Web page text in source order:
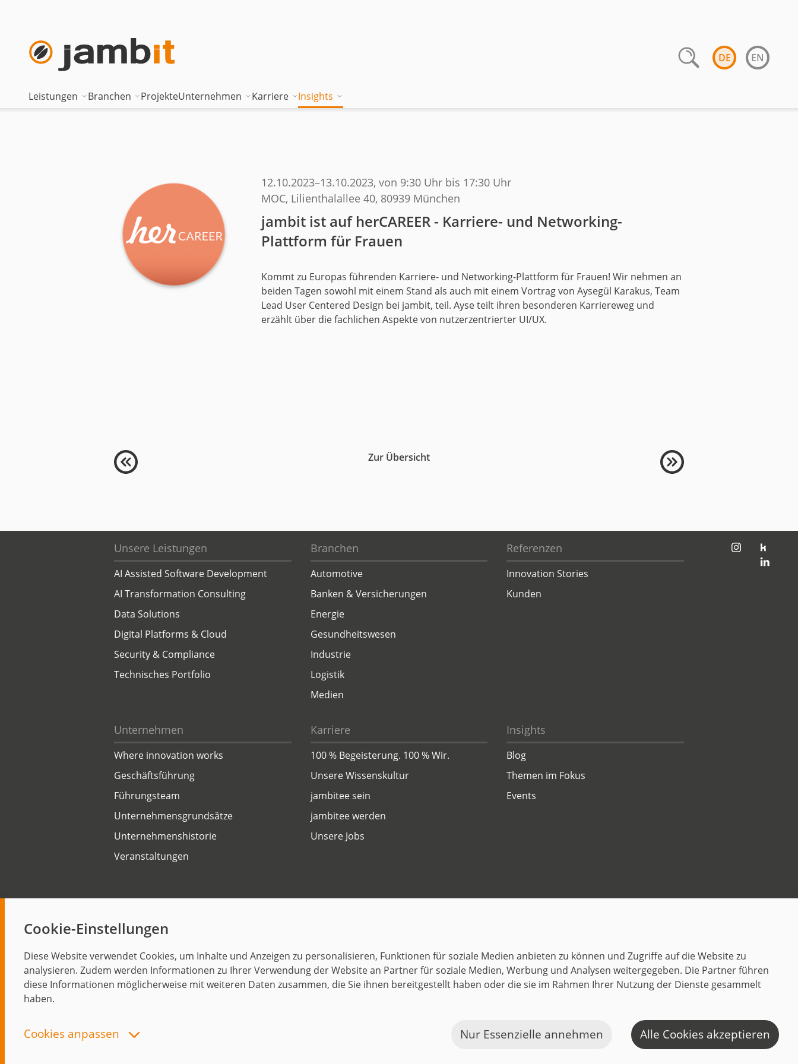
DE EN
Leistungen
AI Transformation Consulting
AI Assisted Development
Security & Compliance
Technisches Portfolio
Branchen
Automotive
Gesundheitswesen
Industrie
Logistik
ProjekteUnternehmen
Where innovation works
Standorte
Nearshoring Armenien
Unternehmensgrundsätze
Code of Conduct
Unternehmenshistorie
Karriere
Unsere Wissenskultur
Jobs bei jambit
Insights
Blog
12.10.2023–13.10.2023, von 9:30 Uhr bis 17:30 Uhr
MOC, Lilienthalallee 40, 80939 München
jambit ist auf herCAREER - Karriere- und Networking-
Plattform für Frauen
Kommt zu Europas führenden Karriere- und Networking-Plattform für Frauen! Wir nehmen an
beiden Tagen sowohl mit einem Stand als auch mit einem Vortrag von Aysegül Karakus, Team
Lead User Centered Design bei jambit, teil. Ayse teilt ihren besonderen Karriereweg und
erzählt über die fachlichen Aspekte von nutzerzentrierter UI/UX.
Zur Übersicht
Cookie-Einstellungen
Diese Website verwendet Cookies, um Inhalte und Anzeigen zu personalisieren, Funktionen für soziale Medien anbieten zu können und Zugriffe auf die Website zu
analysieren. Zudem werden Informationen zu Ihrer Verwendung der Website an Partner für soziale Medien, Werbung und Analysen weitergegeben. Die Partner führen
diese Informationen möglicherweise mit weiteren Daten zusammen, die Sie ihnen bereitgestellt haben oder die sie im Rahmen Ihrer Nutzung der Dienste gesammelt
haben.
Cookies anpassen Nur Essenzielle annehmen Alle Cookies akzeptieren
Unsere Leistungen
AI Assisted Software Development
AI Transformation Consulting
Data Solutions
Digital Platforms & Cloud
Security & Compliance
Technisches Portfolio
Branchen
Automotive
Banken & Versicherungen
Energie
Gesundheitswesen
Industrie
Logistik
Medien
Referenzen
Innovation Stories
Kunden
Unternehmen
Where innovation works
Geschäftsführung
Führungsteam
Unternehmensgrundsätze
Unternehmenshistorie
Veranstaltungen
Karriere
100 % Begeisterung. 100 % Wir.
Unsere Wissenskultur
jambitee sein
jambitee werden
Unsere Jobs
Insights
Blog
Themen im Fokus
Events
Start
jambit auf instagramjambit auf kununu
jambit auf linkedin
© 1999–2026 jambit GmbH. Alle Rechte vorbehalten.
Great Place to Work®